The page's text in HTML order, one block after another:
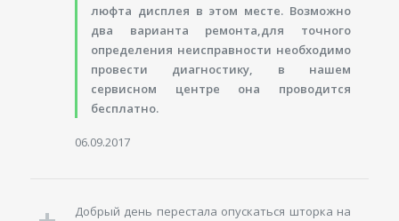
люфта дисплея в этом месте. Возможно
два варианта ремонта,для точного
определения неисправности необходимо
провести диагностику, в нашем
сервисном центре она проводится
бесплатно.
06.09.2017
Добрый день перестала опускаться шторка на